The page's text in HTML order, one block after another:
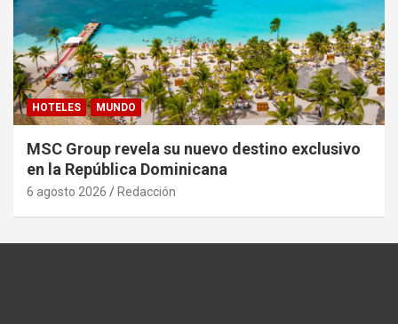
HOTELES MUNDO
MSC Group revela su nuevo destino exclusivo
en la República Dominicana
6 agosto 2026 Redacción